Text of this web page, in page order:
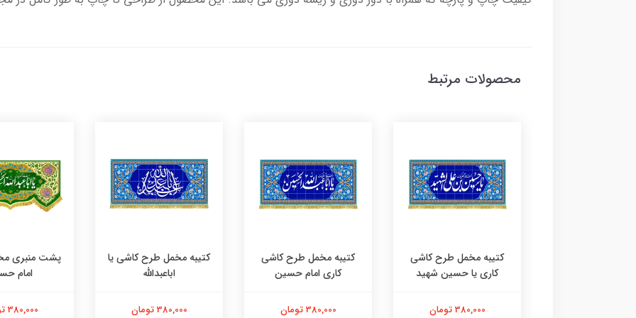
محصولات مرتبط
کتیبه مخمل طرح کاشی
کاری یا حسین شهید
380,000 تومان
کتیبه مخمل طرح کاشی
کاری امام حسین
380,000 تومان
کتیبه مخمل طرح کاشی یا
اباعبدالله
380,000 تومان
پشت منبری
امام
380,000 تومان